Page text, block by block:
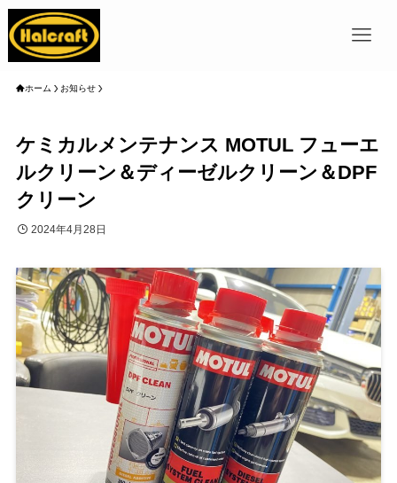
ホーム お知らせ
ケミカルメンテナンス MOTUL フューエ
ルクリーン＆ディーゼルクリーン＆DPF
クリーン
2024年4月28日